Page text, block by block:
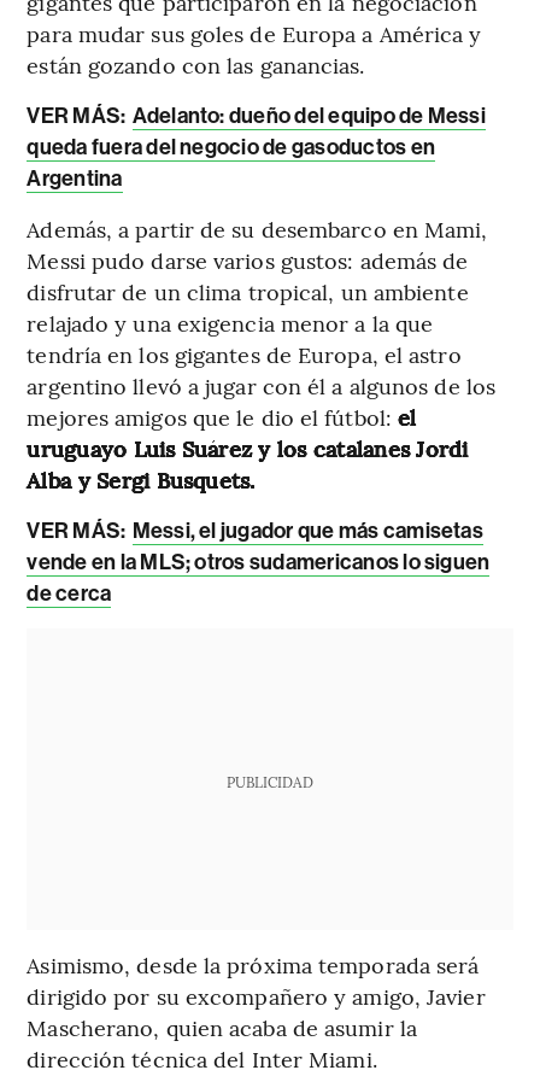
para mudar sus goles de Europa a América y
están gozando con las ganancias.
VER MÁS: Adelanto: dueño del equipo de Messi
queda fuera del negocio de gasoductos en
Argentina
Además, a partir de su desembarco en Mami,
Messi pudo darse varios gustos: además de
disfrutar de un clima tropical, un ambiente
relajado y una exigencia menor a la que
tendría en los gigantes de Europa, el astro
argentino llevó a jugar con él a algunos de los
mejores amigos que le dio el fútbol:el
uruguayo Luis Suárez y los catalanes Jordi
Alba y Sergi Busquets.
VER MÁS: Messi, el jugador que más camisetas
vende en la MLS; otros sudamericanos lo siguen
de cerca
PUBLICIDAD
Asimismo, desde la próxima temporada será
dirigido por su excompañero y amigo, Javier
Mascherano, quien acaba de asumir la
dirección técnica del Inter Miami.